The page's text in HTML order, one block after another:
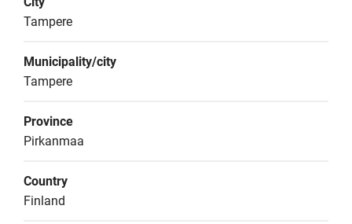
Tampere
Municipality/city
Tampere
Province
Pirkanmaa
Country
Finland